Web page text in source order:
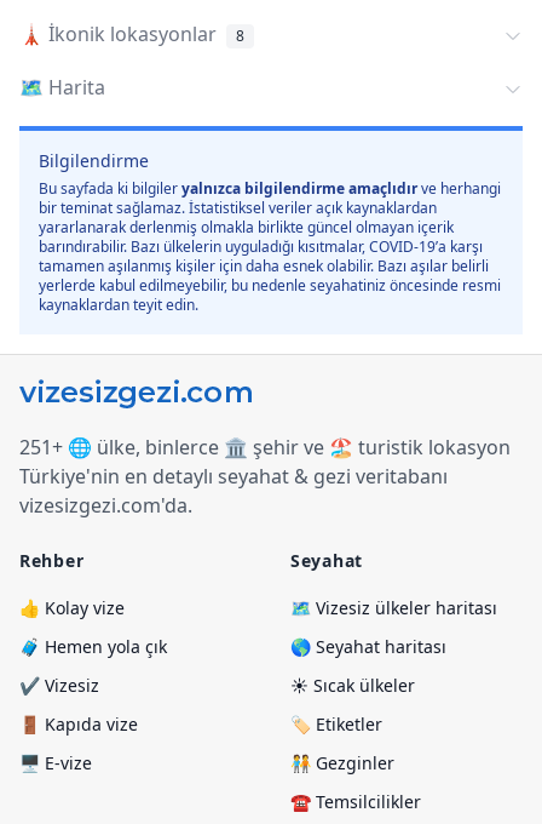
🗼 İkonik lokasyonlar 8
🗺️ Harita
Bilgilendirme
Bu sayfada ki bilgileryalnızca bilgilendirme amaçlıdırve herhangi
bir teminat sağlamaz. İstatistiksel veriler açık kaynaklardan
yararlanarak derlenmiş olmakla birlikte güncel olmayan içerik
barındırabilir. Bazı ülkelerin uyguladığı kısıtmalar, COVID-19’a karşı
tamamen aşılanmış kişiler için daha esnek olabilir. Bazı aşılar belirli
yerlerde kabul edilmeyebilir, bu nedenle seyahatiniz öncesinde resmi
kaynaklardan teyit edin.
251+ 🌐 ülke, binlerce 🏛️ şehir ve 🏖️ turistik lokasyon
Türkiye'nin en detaylı seyahat & gezi veritabanı
vizesizgezi.com'da.
Rehber
👍 Kolay vize
🧳 Hemen yola çık
✔️ Vizesiz
🚪 Kapıda vize
🖥️ E-vize
Seyahat
🗺️ Vizesiz ülkeler haritası
🌎 Seyahat haritası
☀️ Sıcak ülkeler
🏷️ Etiketler
🧑‍🤝‍🧑 Gezginler
☎️ Temsilcilikler